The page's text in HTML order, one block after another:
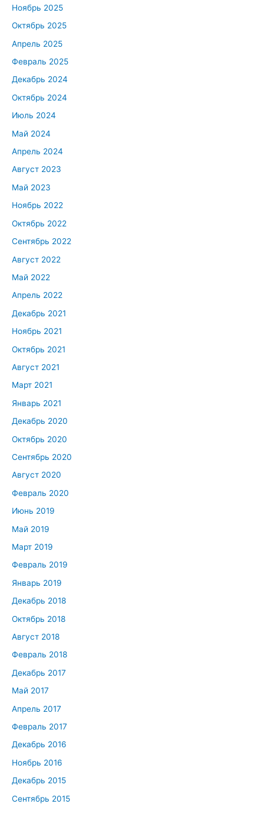
Ноябрь 2025
Октябрь 2025
Апрель 2025
Февраль 2025
Декабрь 2024
Октябрь 2024
Июль 2024
Май 2024
Апрель 2024
Август 2023
Май 2023
Ноябрь 2022
Октябрь 2022
Сентябрь 2022
Август 2022
Май 2022
Апрель 2022
Декабрь 2021
Ноябрь 2021
Октябрь 2021
Август 2021
Март 2021
Январь 2021
Декабрь 2020
Октябрь 2020
Сентябрь 2020
Август 2020
Февраль 2020
Июнь 2019
Май 2019
Март 2019
Февраль 2019
Январь 2019
Декабрь 2018
Октябрь 2018
Август 2018
Февраль 2018
Декабрь 2017
Май 2017
Апрель 2017
Февраль 2017
Декабрь 2016
Ноябрь 2016
Декабрь 2015
Сентябрь 2015